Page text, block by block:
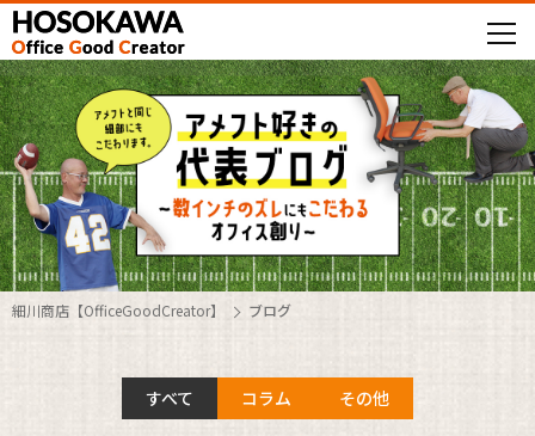
細川商店【OfficeGoodCreator】 ブログ
すべて コラム その他